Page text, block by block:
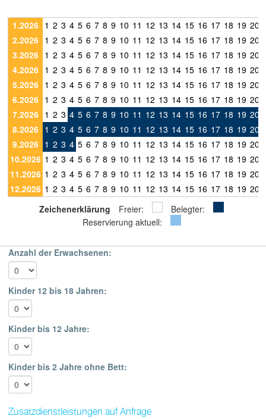
1.2026 1 2 3 4 5 6 7 8 9 10 11 12 13 14 15 16 17 18 19 20
2.2026 1 2 3 4 5 6 7 8 9 10 11 12 13 14 15 16 17 18 19 20
3.2026 1 2 3 4 5 6 7 8 9 10 11 12 13 14 15 16 17 18 19 20
4.2026 1 2 3 4 5 6 7 8 9 10 11 12 13 14 15 16 17 18 19 20
5.2026 1 2 3 4 5 6 7 8 9 10 11 12 13 14 15 16 17 18 19 20
6.2026 1 2 3 4 5 6 7 8 9 10 11 12 13 14 15 16 17 18 19 20
7.2026 1 2 3 4 5 6 7 8 9 10 11 12 13 14 15 16 17 18 19 20
8.2026 1 2 3 4 5 6 7 8 9 10 11 12 13 14 15 16 17 18 19 20
9.2026 1 2 3 4 5 6 7 8 9 10 11 12 13 14 15 16 17 18 19 20
10.2026 1 2 3 4 5 6 7 8 9 10 11 12 13 14 15 16 17 18 19 20
11.2026 1 2 3 4 5 6 7 8 9 10 11 12 13 14 15 16 17 18 19 20
12.2026 1 2 3 4 5 6 7 8 9 10 11 12 13 14 15 16 17 18 19 20
Zeichenerklärung
Freier:
Belegter:
Reservierung aktuell:
Anzahl der Erwachsenen:
Kinder 12 bis 18 Jahren:
Kinder bis 12 Jahre:
Kinder bis 2 Jahre ohne Bett:
Zusatzdienstleistungen auf Anfrage